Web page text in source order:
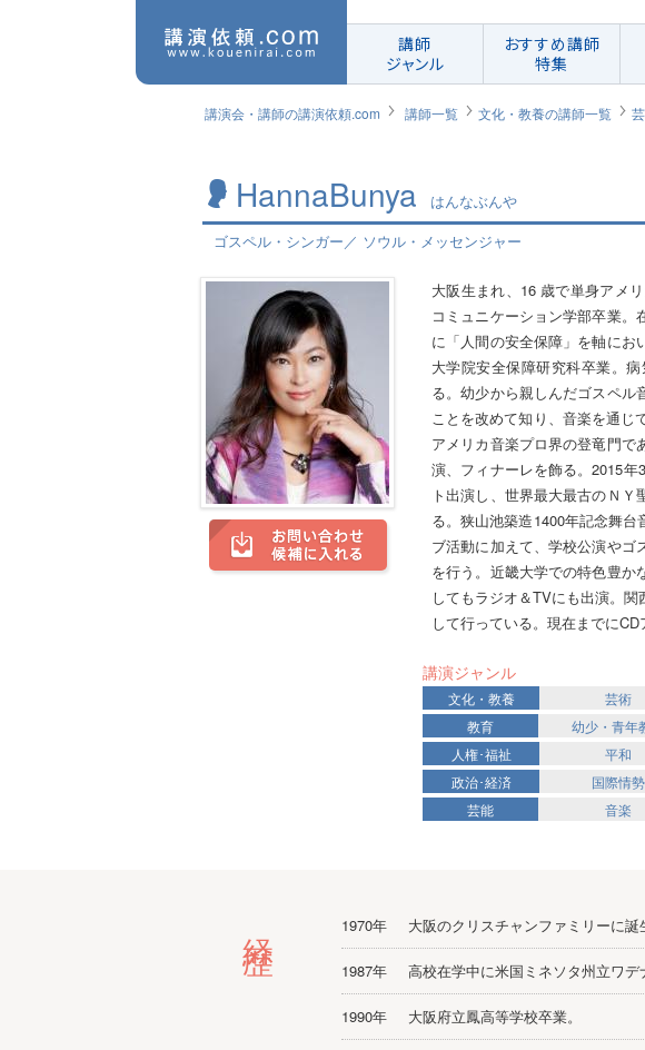
講師
ジャンル
おすすめ講師
特集
講演会・講師の講演依頼.com 講師一覧 文化・教養の講師一覧
HannaBunya はんなぶんや
ゴスペル・シンガー／ ソウル・メッセンジャー
大阪生まれ、16 歳で単身アメ
コミュニケーション学部卒業
に「人間の安全保障」を軸にお
大学院安全保障研究科卒業。
る。幼少から親しんだゴスペル
ことを改めて知り、音楽を通じ
アメリカ音楽プロ界の登竜門で
演、フィナーレを飾る。2015
ト出演し、世界最大最古のＮ
る。狭山池築造1400年記念舞
ブ活動に加えて、学校公演やゴ
を行う。近畿大学での特色豊か
してもラジオ＆TVにも出演。
して行っている。現在までにCD
講演ジャンル
文化・教養
芸術
教育
幼少・青年
人権･福祉
平和
政治･経済
国際情勢
芸能
音楽
1970年 大阪のクリスチャンファミリーに
1987年 高校在学中に米国ミネソタ州立ワデ
1990年 大阪府立鳳高等学校卒業。